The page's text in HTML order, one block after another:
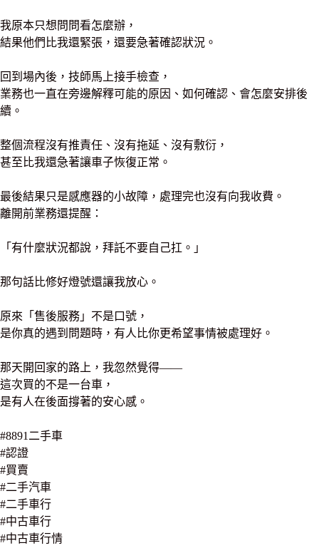
我原本只想問問看怎麼辦，
結果他們比我還緊張，還要急著確認狀況。
回到場內後，技師馬上接手檢查，
業務也一直在旁邊解釋可能的原因、如何確認、會怎麼安排後
續。
整個流程沒有推責任、沒有拖延、沒有敷衍，
甚至比我還急著讓車子恢復正常。
最後結果只是感應器的小故障，處理完也沒有向我收費。
離開前業務還提醒：
「有什麼狀況都說，拜託不要自己扛。」
那句話比修好燈號還讓我放心。
原來「售後服務」不是口號，
是你真的遇到問題時，有人比你更希望事情被處理好。
那天開回家的路上，我忽然覺得——
這次買的不是一台車，
是有人在後面撐著的安心感。
#8891二手車
#認證
#買賣
#二手汽車
#二手車行
#中古車行
#中古車行情